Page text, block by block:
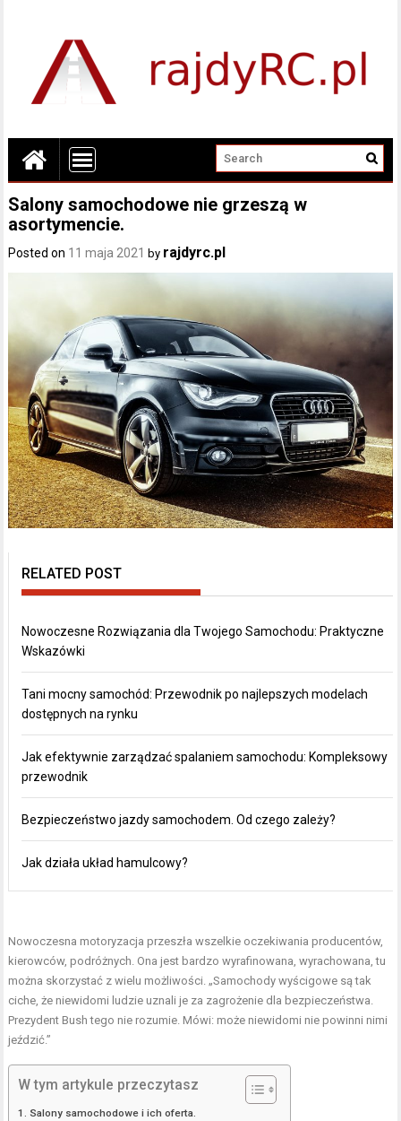
Salony samochodowe nie grzeszą w
asortymencie.
Posted on 11 maja 2021 by rajdyrc.pl
RELATED POST
Nowoczesne Rozwiązania dla Twojego Samochodu: Praktyczne
Wskazówki
Tani mocny samochód: Przewodnik po najlepszych modelach
dostępnych na rynku
Jak efektywnie zarządzać spalaniem samochodu: Kompleksowy
przewodnik
Bezpieczeństwo jazdy samochodem. Od czego zależy?
Jak działa układ hamulcowy?
Nowoczesna motoryzacja przeszła wszelkie oczekiwania producentów,
kierowców, podróżnych. Ona jest bardzo wyrafinowana, wyrachowana, tu
można skorzystać z wielu możliwości. „Samochody wyścigowe są tak
ciche, że niewidomi ludzie uznali je za zagrożenie dla bezpieczeństwa.
Prezydent Bush tego nie rozumie. Mówi: może niewidomi nie powinni nimi
jeździć.”
W tym artykule przeczytasz
Salony samochodowe i ich oferta.